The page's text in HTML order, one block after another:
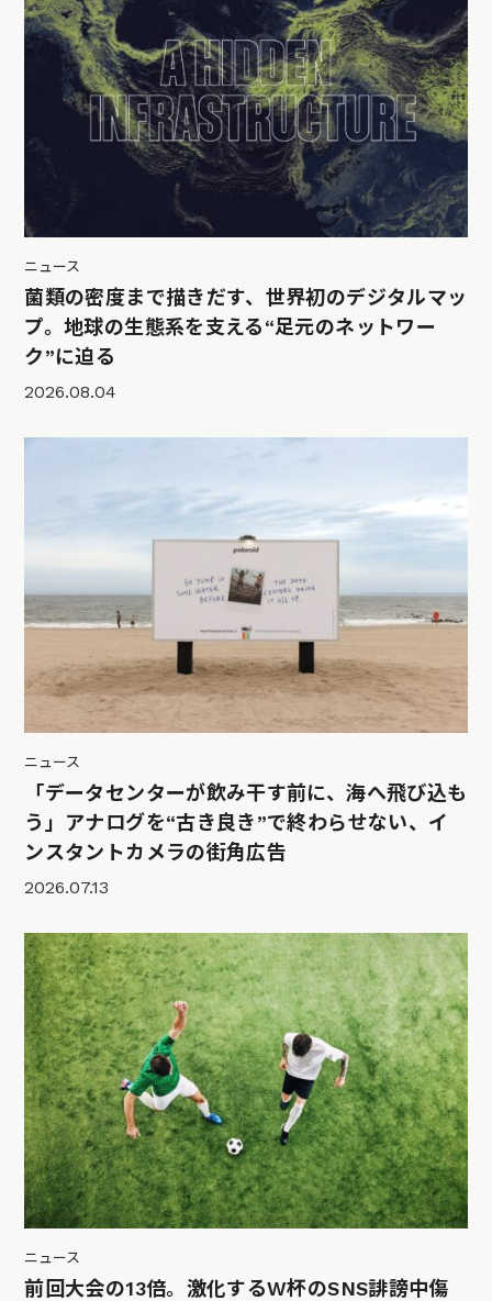
ニュース
菌類の密度まで描きだす、世界初のデジタルマッ
プ。地球の生態系を支える“足元のネットワー
ク”に迫る
2026.08.04
ニュース
「データセンターが飲み干す前に、海へ飛び込も
う」アナログを“古き良き”で終わらせない、イ
ンスタントカメラの街角広告
2026.07.13
ニュース
前回大会の13倍。激化するW杯のSNS誹謗中傷